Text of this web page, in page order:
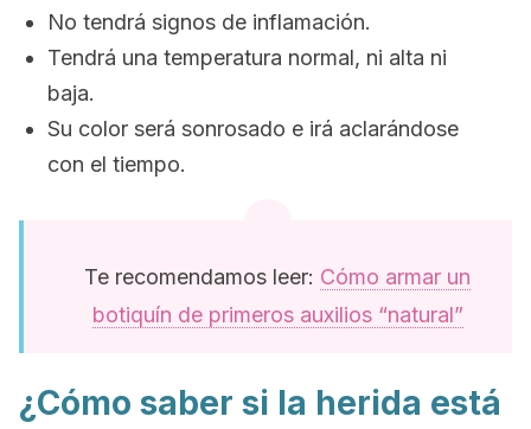
No tendrá signos de inflamación.
Tendrá una temperatura normal, ni alta ni
baja.
Su color será sonrosado e irá aclarándose
con el tiempo.
Te recomendamos leer: Cómo armar un
botiquín de primeros auxilios “natural”
¿Cómo saber si la herida está